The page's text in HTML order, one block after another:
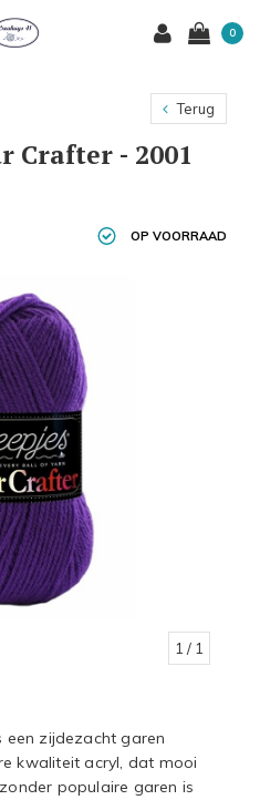
0
Terug
Crafter - 2001
OP VOORRAAD
1 / 1
een zijdezacht garen
kwaliteit acryl, dat mooi
populaire garen is